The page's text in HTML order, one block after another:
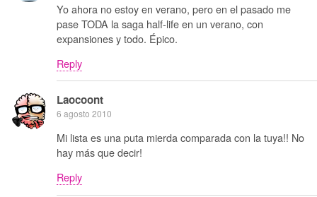
Yo ahora no estoy en verano, pero en el pasado me
pase TODA la saga half-life en un verano, con
expansiones y todo. Épico.
Reply
Laocoont
6 agosto 2010
Mi lista es una puta mierda comparada con la tuya!! No
hay más que decir!
Reply